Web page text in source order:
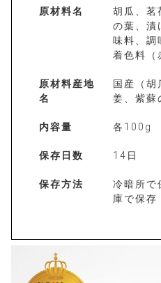
原材料名
胡瓜、茗
の葉、漬
味料、調
着色料（
原材料産地
名
国産（胡
姜、紫蘇
内容量 各100g
保存日数 14日
保存方法
冷暗所で
庫で保存